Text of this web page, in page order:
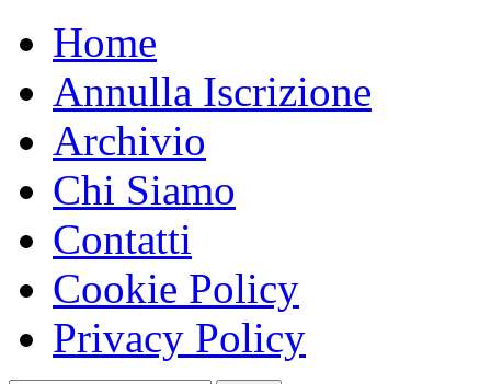
Home
Annulla Iscrizione
Archivio
Chi Siamo
Contatti
Cookie Policy
Privacy Policy